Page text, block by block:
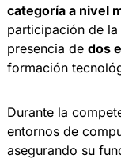
categoría a nivel
participación de la
presencia de dos
formación
Durante la
entornos de
asegurando su